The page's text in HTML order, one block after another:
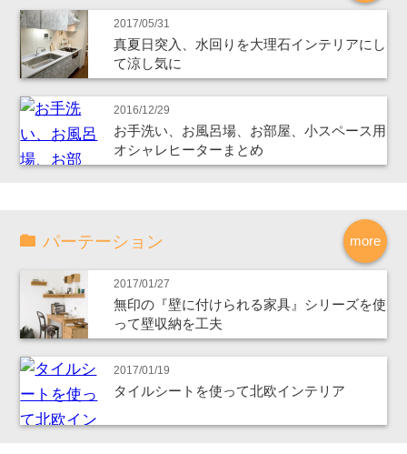
2017/05/31
真夏日突入、水回りを大理石インテリアにし
て涼し気に
2016/12/29
お手洗い、お風呂場、お部屋、小スペース用
オシャレヒーターまとめ
more
パーテーション
2017/01/27
無印の『壁に付けられる家具』シリーズを使
って壁収納を工夫
2017/01/19
タイルシートを使って北欧インテリア